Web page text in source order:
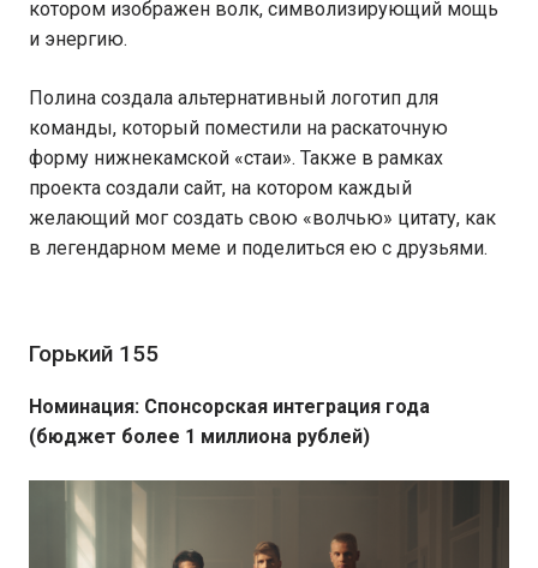
котором изображен волк, символизирующий мощь
и энергию.
Полина создала альтернативный логотип для
команды, который поместили на раскаточную
форму нижнекамской «стаи». Также в рамках
проекта создали сайт, на котором каждый
желающий мог создать свою «волчью» цитату, как
в легендарном меме и поделиться ею с друзьями.
Горький 155
Номинация: Спонсорская интеграция года
(бюджет более 1 миллиона рублей)